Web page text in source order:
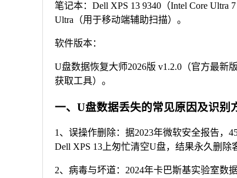
笔记本：Dell XPS 13 9340（Intel Core Ultra
Ultra（用于移动端辅助扫描）。
软件版本：
U盘数据恢复大师2026版 v1.2.0（官方最新
获取工具）。
一、U盘数据丢失的常见原因及识别
1、误操作删除：据2023年微软安全报告，
Dell XPS 13上匆忙清空U盘，结果永久删除
2、病毒与坏道：2024年卡巴斯基实验室数